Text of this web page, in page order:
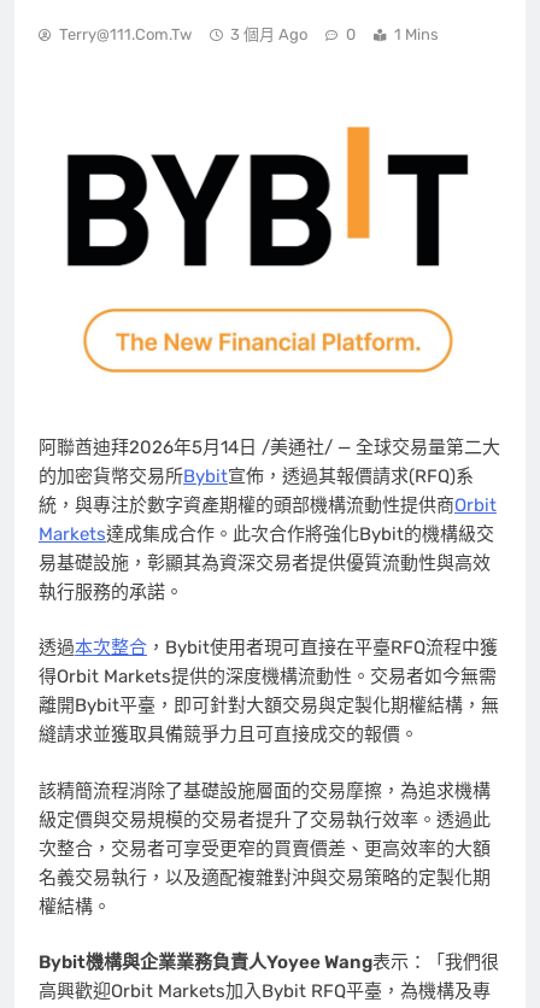
Terry@111.com.tw 3 個月 Ago 0 1 Mins
阿聯酋迪拜2026年5月14日 /美通社/ — 全球交易量第二大
的加密貨幣交易所Bybit宣佈，透過其報價請求(RFQ)系
統，與專注於數字資產期權的頭部機構流動性提供商Orbit
Markets達成集成合作。此次合作將強化Bybit的機構級交
易基礎設施，彰顯其為資深交易者提供優質流動性與高效
執行服務的承諾。
透過本次整合 ，Bybit使用者現可直接在平臺RFQ流程中獲
得Orbit Markets提供的深度機構流動性。交易者如今無需
離開Bybit平臺，即可針對大額交易與定製化期權結構，無
縫請求並獲取具備競爭力且可直接成交的報價。
該精簡流程消除了基礎設施層面的交易摩擦，為追求機構
級定價與交易規模的交易者提升了交易執行效率。透過此
次整合，交易者可享受更窄的買賣價差、更高效率的大額
名義交易執行，以及適配複雜對沖與交易策略的定製化期
權結構。
Bybit機構與企業業務負責人Yoyee Wang表示：「我們很
高興歡迎Orbit Markets加入Bybit RFQ平臺，為機構及專